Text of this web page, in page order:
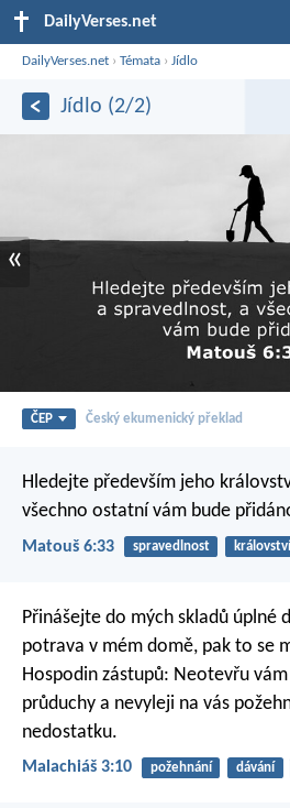
DailyVerses.net
DailyVerses.net ›Témata ›Jídlo
Jídlo (2/2)
«
ČEP Český ekumenický překlad
Hledejte především jeho
všechno ostatní vám bude
Matouš 6:33 spravedlnost království
Přinášejte do mých skladů úplné
potrava v mém domě, pak to se
Hospodin zástupů: Neotevřu
průduchy a nevyleji na vás
nedostatku.
Malachiáš 3:10 požehnání dávání